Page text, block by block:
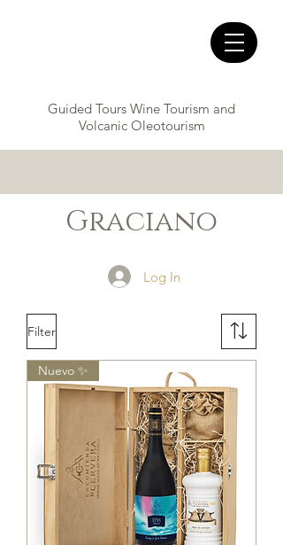
Guided Tours Wine Tourism and
Volcanic Oleotourism
Graciano
Log In
Filter
Nuevo ✨